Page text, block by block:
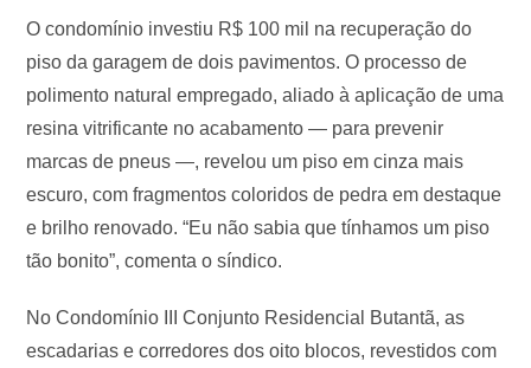
O condomínio investiu R$ 100 mil na recuperação do
piso da garagem de dois pavimentos. O processo de
polimento natural empregado, aliado à aplicação de uma
resina vitrificante no acabamento — para prevenir
marcas de pneus —, revelou um piso em cinza mais
escuro, com fragmentos coloridos de pedra em destaque
e brilho renovado. “Eu não sabia que tínhamos um piso
tão bonito”, comenta o síndico.
No Condomínio III Conjunto Residencial Butantã, as
escadarias e corredores dos oito blocos, revestidos com